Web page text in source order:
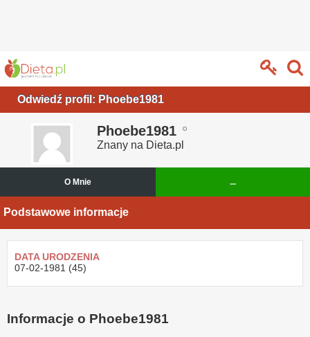
Odwiedź profil: Phoebe1981
Phoebe1981
Znany na Dieta.pl
O Mnie ...
Podstawowe informacje
DATA URODZENIA
07-02-1981 (45)
Informacje o Phoebe1981